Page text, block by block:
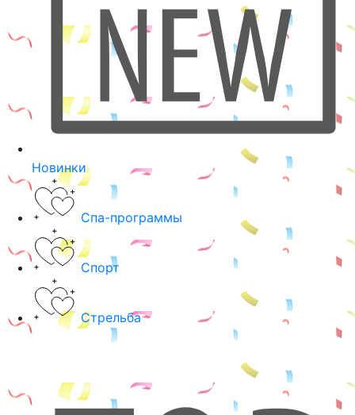
Новинки
Спа-программы
Спорт
Стрельба